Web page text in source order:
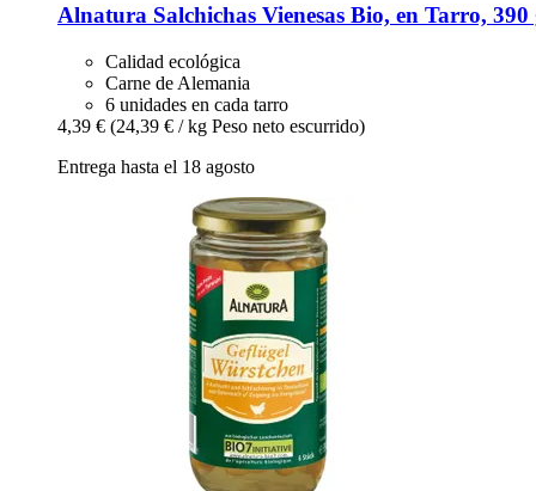
Alnatura Salchichas Vienesas Bio, en Tarro, 390
Calidad ecológica
Carne de Alemania
6 unidades en cada tarro
4,39 € (24,39 € / kg Peso neto escurrido)
Entrega hasta el 18 agosto